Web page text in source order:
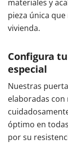
materiales y
pieza única
vivienda.
Configura
especial
Nuestras
elaboradas con
óptimo en
por su